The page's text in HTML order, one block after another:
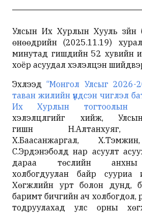
Улсын Их Хурлын Хууль зүйн
өнөөдрийн (2025.11.19)
минутад гишүүдийн 52 хувийн
хоёр асуудал хэлэлцэн
Эхлээд“Монгол Улсыг 2026-
таван жилийн үндсэн чиглэл
Их Хурлын тогтоолын
хэлэлцүүлгийг хийж,
гишүүн Н.Алтанхуяг,
Х.Баасанжаргал,
С.Эрдэнэболд нар асуулт
дараа төслийн анхны
холбогдуулан байр сууриа
Хөгжлийн урт болон дунд,
баримт бичгийн ач холбогдол,
тодруулахад улс орны